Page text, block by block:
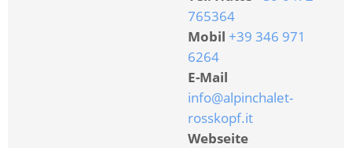
765364
Mobil +39 346 971
6264
E-Mail
info@alpinchalet-
rosskopf.it
Webseite